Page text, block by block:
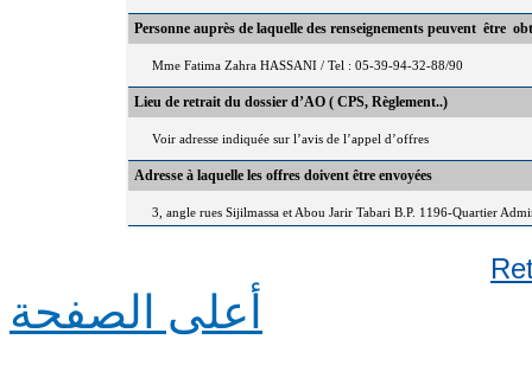
Personne auprès de laquelle des renseignements peuvent être
Mme Fatima Zahra HASSANI / Tel : 05-39-94-32-88/90
Lieu de retrait du dossier d’AO ( CPS, Règlement..)
Voir adresse indiquée sur l’avis de l’appel d’offres
Adresse à laquelle les offres doivent être envoyées
3, angle rues Sijilmassa et Abou Jarir Tabari B.P. 1196-Quartier
أعلى الصفحة